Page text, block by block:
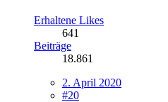
Erhaltene Likes
641
Beiträge
18.861
2. April 2020
#20